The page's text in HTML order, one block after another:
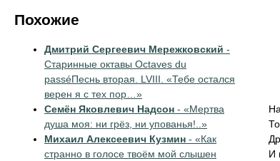
И
Похожие
Дмитрий Сергеевич Мережковский -
Старинные октавы Octaves du
passéПеснь вторая. LVIII. «Тебе остался
верен я с тех пор…»
Семён Яковлевич Надсон - «Мертва
душа моя: ни грёз, ни упованья!..»
Михаил Алексеевич Кузмин - «Как
странно в голосе твоём мой слышен